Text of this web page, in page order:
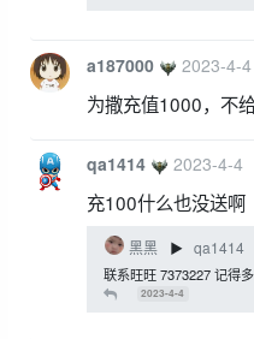
a187000 2023-4-4
为撒充值1000，不
qa1414 2023-4-4
充100什么也没送啊
黑黑 ▶qa1414
联系旺旺 7373227 记得
2023-4-4